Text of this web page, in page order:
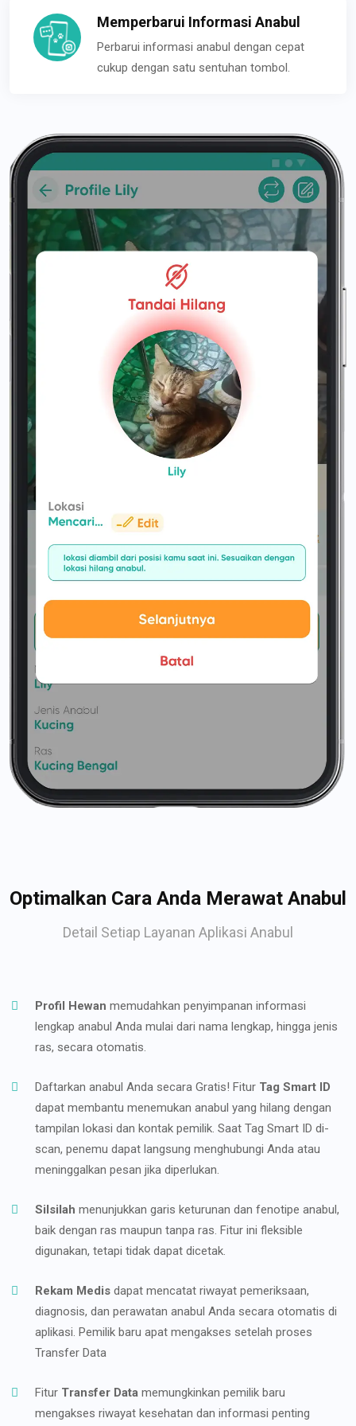
Memperbarui Informasi Anabul
Perbarui informasi anabul dengan cepat
cukup dengan satu sentuhan tombol.
Optimalkan Cara Anda Merawat Anabul
Detail Setiap Layanan Aplikasi Anabul
Profil Hewan memudahkan penyimpanan informasi
lengkap anabul Anda mulai dari nama lengkap, hingga jenis
ras, secara otomatis.
Daftarkan anabul Anda secara Gratis! Fitur Tag Smart ID
dapat membantu menemukan anabul yang hilang dengan
tampilan lokasi dan kontak pemilik. Saat Tag Smart ID di-
scan, penemu dapat langsung menghubungi Anda atau
meninggalkan pesan jika diperlukan.
Silsilah menunjukkan garis keturunan dan fenotipe anabul,
baik dengan ras maupun tanpa ras. Fitur ini fleksible
digunakan, tetapi tidak dapat dicetak.
Rekam Medis dapat mencatat riwayat pemeriksaan,
diagnosis, dan perawatan anabul Anda secara otomatis di
aplikasi. Pemilik baru apat mengakses setelah proses
Transfer Data
Fitur Transfer Data memungkinkan pemilik baru
mengakses riwayat kesehatan dan informasi penting